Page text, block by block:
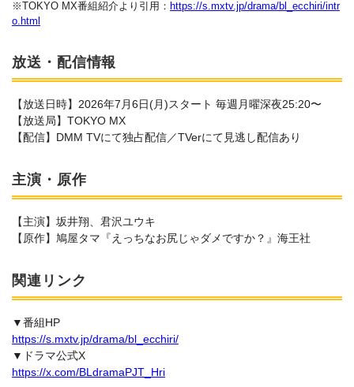
※TOKYO MX番組紹介より引用： https://s.mxtv.jp/drama/bl_ecchiri/intr
o.html
放送・配信情報
【放送日時】2026年7月6日(月)スタート 毎週月曜深夜25:20〜
【放送局】TOKYO MX
【配信】DMM TVにて独占配信／TVerにて見逃し配信あり
主演・原作
【主演】坂井翔、君沢ユウキ
【原作】鳩屋タマ『えっちなお尻じゃダメですか？』海王社
関連リンク
▼番組HP
https://s.mxtv.jp/drama/bl_ecchiri/
▼ドラマ公式X
https://x.com/BLdramaPJT_Hri